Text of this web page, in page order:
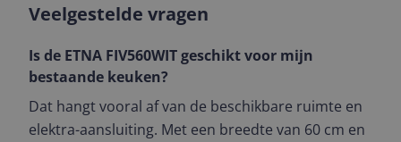
Veelgestelde vragen
Is de ETNA FIV560WIT geschikt voor mijn
bestaande keuken?
Dat hangt vooral af van de beschikbare ruimte en
elektra-aansluiting. Met een breedte van 60 cm en